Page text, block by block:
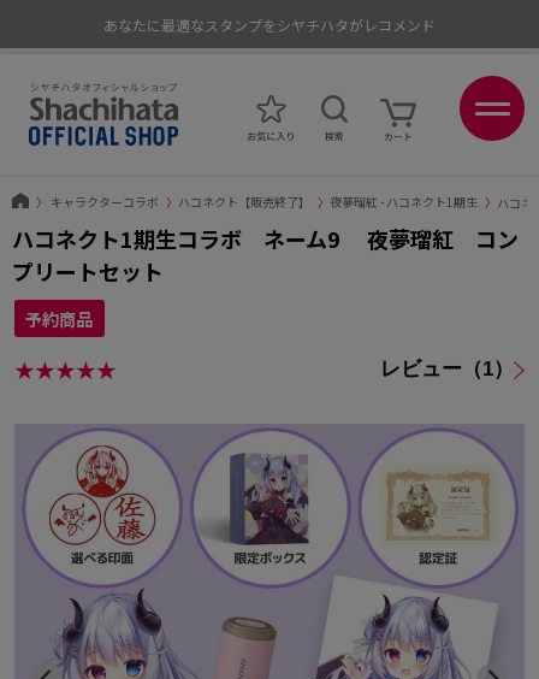
あなたに最適なスタンプをシヤチハタがレコメンド
〉 キャラクターコラボ 〉 ハコネクト【販売終了】 〉 夜夢瑠紅 - ハコネクト1期生 〉 ハコ
ハコネクト1期生コラボ ネーム9 夜夢瑠紅 コン
プリートセット
予約商品
★★★★★ レビュー（1）